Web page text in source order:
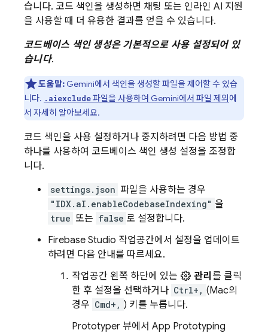
습니다. 코드 색인을 생성하면 채팅 또는 인라인 AI 지원
을 사용할 때 더 유용한 결과를 얻을 수 있습니다.
코드베이스 색인 생성은 기본적으로 사용 설정되어 있
습니다.
도움말: Gemini에서 색인을 생성할 파일을 제어할 수 있습
니다. .aiexclude파일을 사용하여 Gemini에서 파일 제외에
서 자세히 알아보세요.
코드 색인을 사용 설정하거나 중지하려면 다음 방법 중
하나를 사용하여 코드베이스 색인 생성 설정을 조정합
니다.
settings.json 파일을 사용하는 경우
"IDX.aI.enableCodebaseIndexing" 을
true 또는 false 로 설정합니다.
Firebase Studio 작업공간에서 설정을 업데이트
하려면 다음 안내를 따르세요.
작업공간 왼쪽 하단에 있는
관리 를 클릭
한 후 설정을 선택하거나 Ctrl+, (Mac의
경우 Cmd+, ) 키를 누릅니다.
Prototyper 뷰에서 App Prototyping